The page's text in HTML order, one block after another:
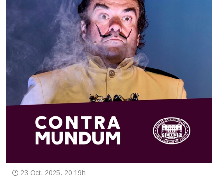
23 Oct, 2025. 20:19h